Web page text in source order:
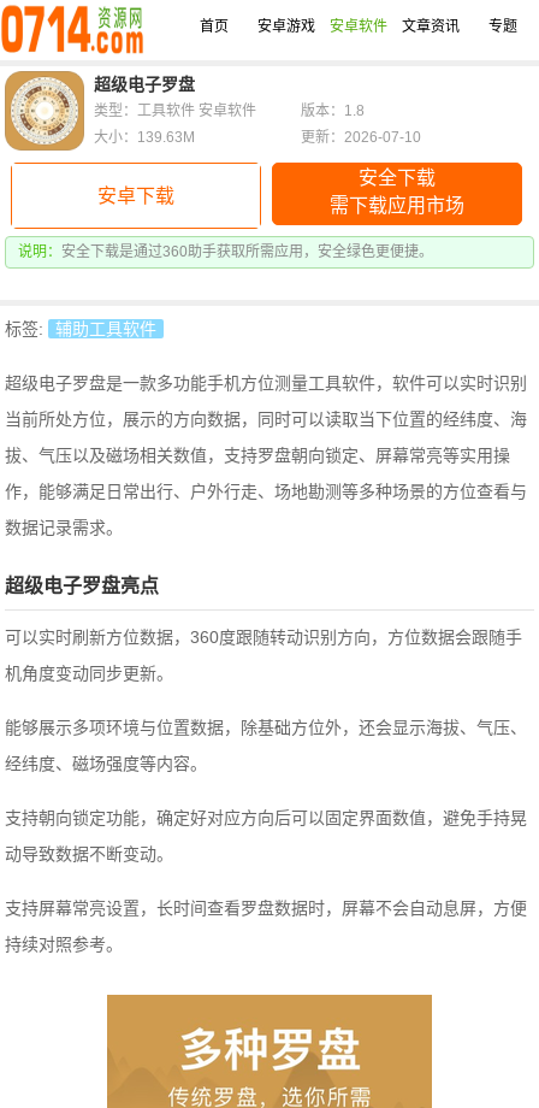
首页 安卓游戏 安卓软件 文章资讯 专题
超级电子罗盘
安卓下载
安全下载
需下载应用市场
说明： 安全下载是通过360助手获取所需应用，安全绿色更便捷。
类型：工具软件 安卓软件
版本：1.8
大小：139.63M
更新：2026-07-10
标签: 辅助工具软件
超级电子罗盘是一款多功能手机方位测量工具软件，软件可以实时识别
当前所处方位，展示的方向数据，同时可以读取当下位置的经纬度、海
拔、气压以及磁场相关数值，支持罗盘朝向锁定、屏幕常亮等实用操
作，能够满足日常出行、户外行走、场地勘测等多种场景的方位查看与
数据记录需求。
超级电子罗盘亮点
可以实时刷新方位数据，360度跟随转动识别方向，方位数据会跟随手
机角度变动同步更新。
能够展示多项环境与位置数据，除基础方位外，还会显示海拔、气压、
经纬度、磁场强度等内容。
支持朝向锁定功能，确定好对应方向后可以固定界面数值，避免手持晃
动导致数据不断变动。
支持屏幕常亮设置，长时间查看罗盘数据时，屏幕不会自动息屏，方便
持续对照参考。